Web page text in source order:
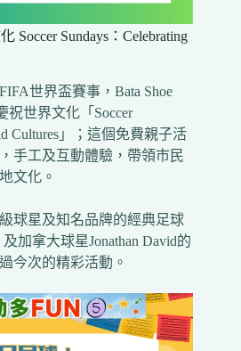
Soccer Sundays：Celebrating
世界盃賽事，Bata Shoe
祝世界文化「Soccer
Cultures」；這個免費親子活
手工及互動體驗，帶領市民
文化。
球星及知名品牌的經典足球
加拿大球星Jonathan David的
今次的精彩活動。